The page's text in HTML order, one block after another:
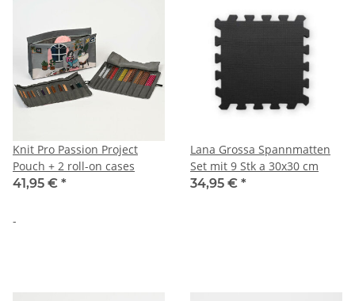
Knit Pro Passion Project
Pouch + 2 roll-on cases
41,95 € *
-
Lana Grossa Spannmatten
Set mit 9 Stk a 30x30 cm
34,95 € *